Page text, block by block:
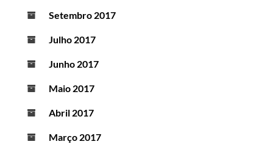
Setembro 2017
Julho 2017
Junho 2017
Maio 2017
Abril 2017
Março 2017